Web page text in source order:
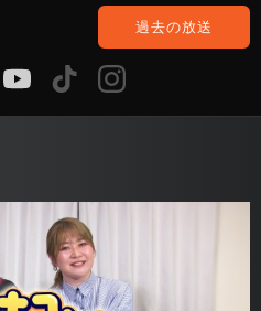
過去の放送